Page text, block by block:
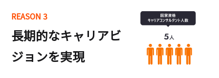
REASON 3
長期的なキャリアビ
ジョンを実現